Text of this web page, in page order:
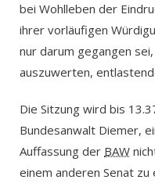
bei Wohlleben der
ihrer vorläufigen
nur darum gegangen
auszuwerten,
Die Sitzung wird bis
Bundesanwalt Diemer,
Auffassung der BAW
einem anderen Senat